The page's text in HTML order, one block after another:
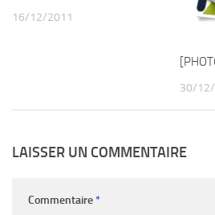
16/12/2011
30/
LAISSER UN COMMENTAIRE
Commentaire*